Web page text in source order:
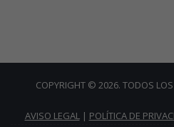
COPYRIGHT © 2026. TODOS
AVISO LEGAL| POLÍTICA DE